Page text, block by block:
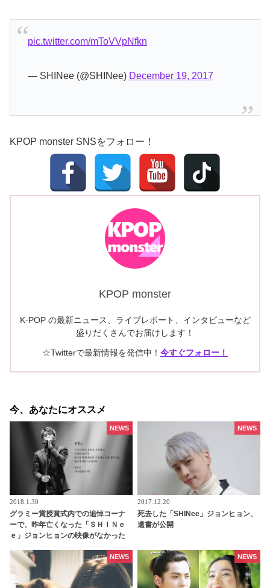
pic.twitter.com/mToVVpNfkn
— SHINee (@SHINee) December 19, 2017
KPOP monster SNSをフォロー！
KPOP monster
K-POP の最新ニュース、ライブレポート、インタビューなど
盛りだくさんでお届けします！
☆Twitterで最新情報を発信中！ 今すぐフォロー！
今、あなたにオススメ
2018.1.30
グラミー賞授賞式内での追悼コーナ
ーで、昨年亡くなった「ＳＨＩＮｅ
ｅ」ジョンヒョンの映像がなかった
NEWS
2017.12.20
死去した「SHINee」ジョンヒョン、
遺書が公開
NEWS
NEWS NEWS